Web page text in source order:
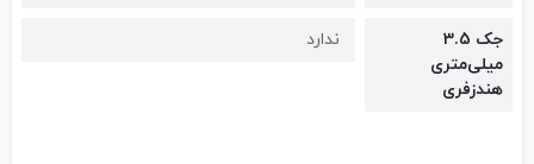
جک 3.5
میلی‌متری
هندزفری
ندارد